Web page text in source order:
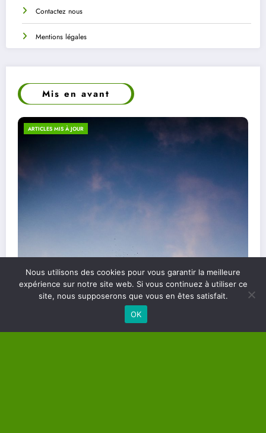
Contactez nous
Mentions légales
Mis en avant
ECO-RESPONSABILITÉ
Les différents types de soins énergétiques et
comment les choisir
Nous utilisons des cookies pour vous garantir la meilleure
expérience sur notre site web. Si vous continuez à utiliser ce
site, nous supposerons que vous en êtes satisfait.
OK